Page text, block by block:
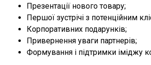
Презентації нового товару;
Першої зустрічі з потенційним
Корпоративних подарунків;
Привернення уваги партнерів;
Формування і підтримки іміджу